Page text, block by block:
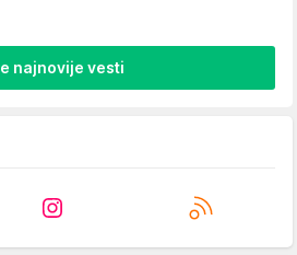
najnovije vesti